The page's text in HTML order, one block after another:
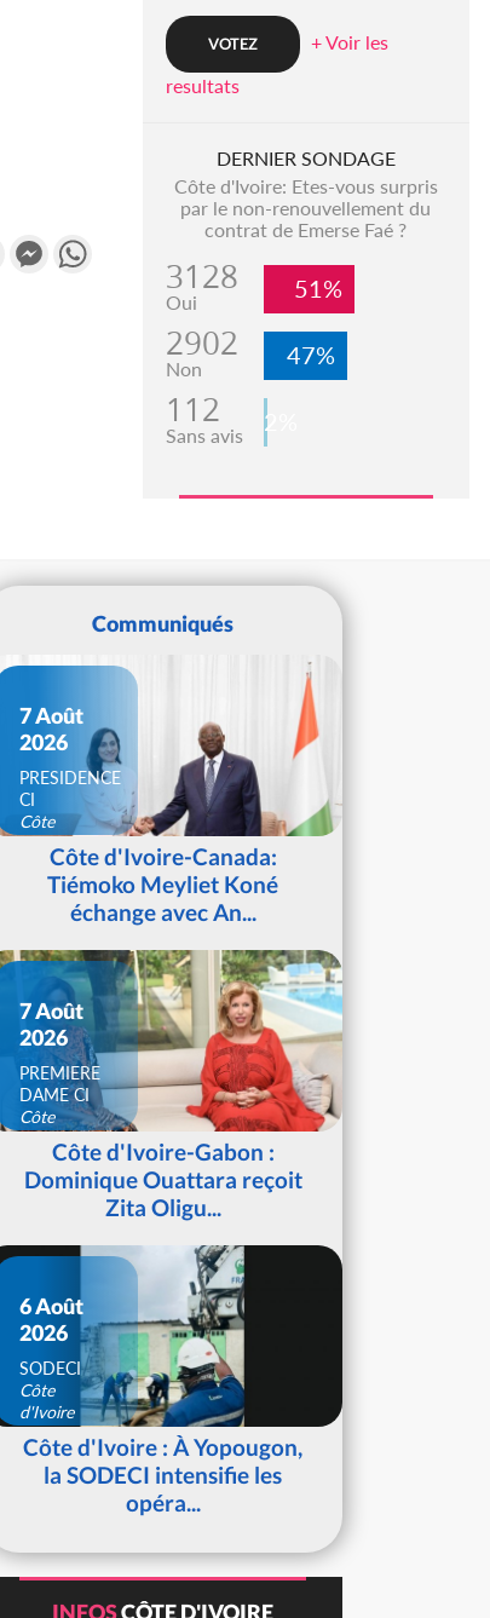
Gmail Messenger
+ Voir les
resultats
DERNIER SONDAGE
Côte d'Ivoire: Etes-vous surpris
par le non-renouvellement du
contrat de Emerse Faé ?
3128
Oui 51%
2902
Non 47%
112
Sans avis 2%
Communiqués
7 Août
2026
PRESIDENCE
CI
Côte
d'IvoireCôte d'Ivoire-Canada:
Tiémoko Meyliet Koné
échange avec An...
7 Août
2026
PREMIERE
DAME CI
Côte
d'IvoireCôte d'Ivoire-Gabon :
Dominique Ouattara reçoit
Zita Oligu...
6 Août
2026
SODECI
Côte
d'Ivoire
Côte d'Ivoire : À Yopougon,
la SODECI intensifie les
opéra...
INFOSCÔTE D'IVOIRE